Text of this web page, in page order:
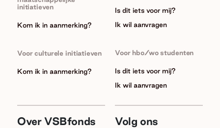
initiatieven
Kom ik in aanmerking?
Voor culturele initiatieven
Kom ik in aanmerking?
Is dit iets voor mij?
Ik wil aanvragen
Voor hbo/wo studenten
Is dit iets voor mij?
Ik wil aanvragen
Over VSBfonds Volg ons